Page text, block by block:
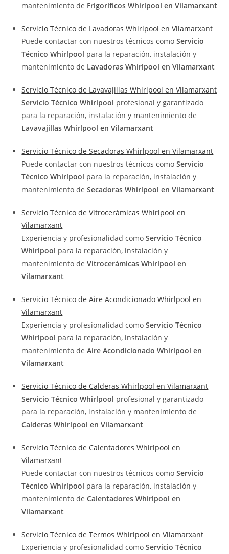
mantenimiento de Frigoríficos Whirlpool en Vilamarxant
Servicio Técnico de Lavadoras Whirlpool en Vilamarxant
Puede contactar con nuestros técnicos comoServicio
Técnico Whirlpool para la reparación, instalación y
mantenimiento de Lavadoras Whirlpool en Vilamarxant
Servicio Técnico de Lavavajillas Whirlpool en Vilamarxant
Servicio Técnico Whirlpool profesional y garantizado
para la reparación, instalación y mantenimiento de
Lavavajillas Whirlpool en Vilamarxant
Servicio Técnico de Secadoras Whirlpool en Vilamarxant
Puede contactar con nuestros técnicos comoServicio
Técnico Whirlpool para la reparación, instalación y
mantenimiento deSecadoras Whirlpool en Vilamarxant
Servicio Técnico de Vitrocerámicas Whirlpool en
Vilamarxant
Experiencia y profesionalidad comoServicio Técnico
Whirlpool para la reparación, instalación y
mantenimiento deVitrocerámicas Whirlpool en
Vilamarxant
Servicio Técnico de Aire Acondicionado Whirlpool en
Vilamarxant
Experiencia y profesionalidad comoServicio Técnico
Whirlpool para la reparación, instalación y
mantenimiento deAire Acondicionado Whirlpool en
Vilamarxant
Servicio Técnico de Calderas Whirlpool en Vilamarxant
Servicio Técnico Whirlpool profesional y garantizado
para la reparación, instalación y mantenimiento de
Calderas Whirlpool en Vilamarxant
Servicio Técnico de Calentadores Whirlpool en
Vilamarxant
Puede contactar con nuestros técnicos comoServicio
Técnico Whirlpool para la reparación, instalación y
mantenimiento deCalentadores Whirlpool en
Vilamarxant
Servicio Técnico de Termos Whirlpool en Vilamarxant
Experiencia y profesionalidad comoServicio Técnico